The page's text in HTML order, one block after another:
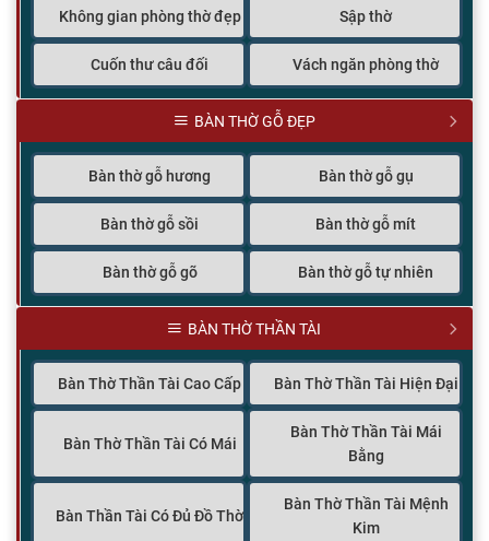
Không gian phòng thờ đẹp Sập thờ
Cuốn thư câu đối Vách ngăn phòng thờ
BÀN THỜ GỖ ĐẸP
Bàn thờ gỗ hương Bàn thờ gỗ gụ
Bàn thờ gỗ sồi Bàn thờ gỗ mít
Bàn thờ gỗ gõ Bàn thờ gỗ tự nhiên
BÀN THỜ THẦN TÀI
Bàn Thờ Thần Tài Cao Cấp Bàn Thờ Thần Tài Hiện Đại
Bàn Thờ Thần Tài Có Mái
Bàn Thờ Thần Tài Mái
Bằng
Bàn Thần Tài Có Đủ Đồ Thờ
Bàn Thờ Thần Tài Mệnh
Kim